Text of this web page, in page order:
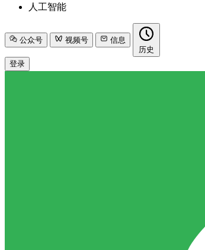
人工智能
公众号 视频号
信息
历史
登录